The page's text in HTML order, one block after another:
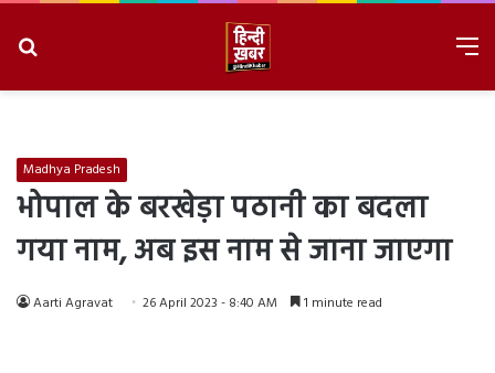
Madhya Pradesh
भोपाल के बरखेड़ा पठानी का बदला
गया नाम, अब इस नाम से जाना जाएगा
Aarti Agravat 26 April 2023 - 8:40 AM 1 minute read